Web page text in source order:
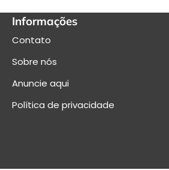
Informações
Contato
Sobre nós
Anuncie aqui
Política de privacidade